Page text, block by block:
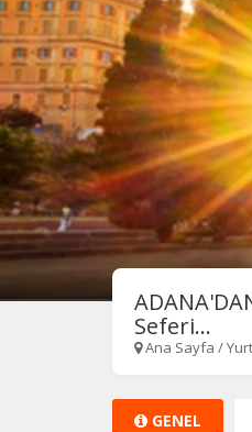
Seferi...
Ana Sayfa /
GENEL